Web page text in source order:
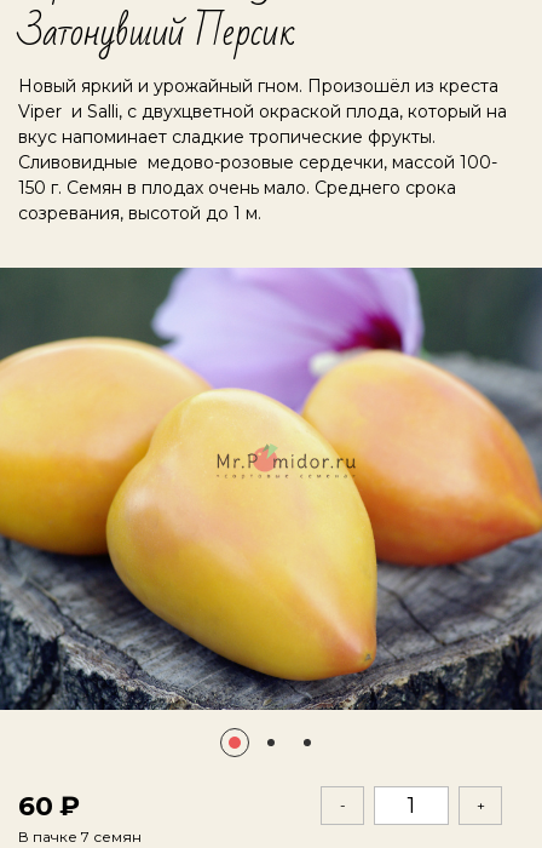
Затонувший Персик
Новый яркий и урожайный гном. Произошёл из креста
Viper и Salli, с двухцветной окраской плода, который на
вкус напоминает сладкие тропические фрукты.
Сливовидные медово-розовые сердечки, массой 100-
150 г. Семян в плодах очень мало. Среднего срока
созревания, высотой до 1 м.
60
В пачке 7 семян
- +